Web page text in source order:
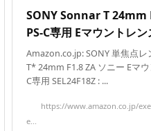
SONY Sonnar T 24mm
PS-C専用 Eマウントレン
Amazon.co.jp: SONY 単焦点
T* 24mm F1.8 ZA ソニー Eマ
C専用 SEL24F18Z : ...
https://www.amazon.co.jp/
e...